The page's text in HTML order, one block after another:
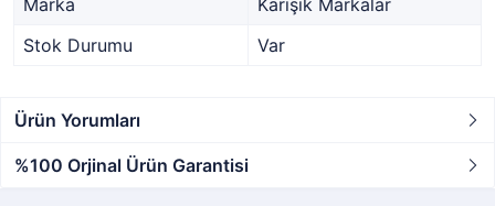
Marka
Karışık Markalar
Stok Durumu
Var
Ürün Yorumları
%100 Orjinal Ürün Garantisi